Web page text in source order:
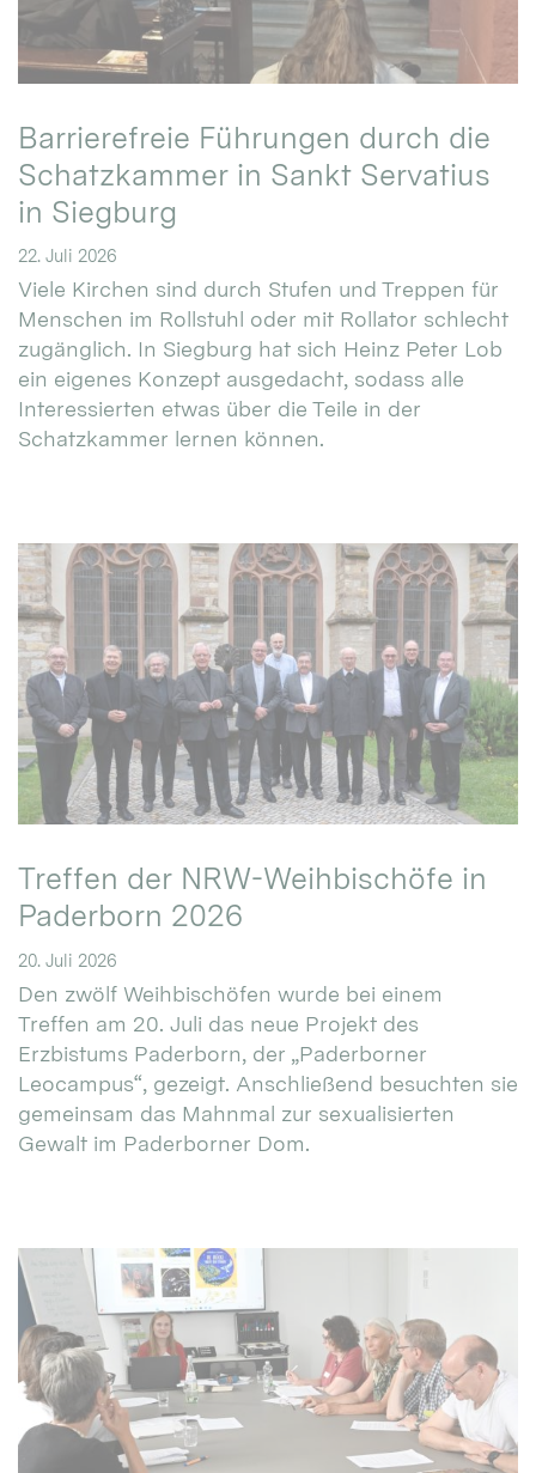
Barrierefreie Führungen durch die
Schatzkammer in Sankt Servatius
in Siegburg
22. Juli 2026
Viele Kirchen sind durch Stufen und Treppen für
Menschen im Rollstuhl oder mit Rollator schlecht
zugänglich. In Siegburg hat sich Heinz Peter Lob
ein eigenes Konzept ausgedacht, sodass alle
Interessierten etwas über die Teile in der
Schatzkammer lernen können.
Treffen der NRW-Weihbischöfe in
Paderborn 2026
20. Juli 2026
Den zwölf Weihbischöfen wurde bei einem
Treffen am 20. Juli das neue Projekt des
Erzbistums Paderborn, der „Paderborner
Leocampus“, gezeigt. Anschließend besuchten sie
gemeinsam das Mahnmal zur sexualisierten
Gewalt im Paderborner Dom.